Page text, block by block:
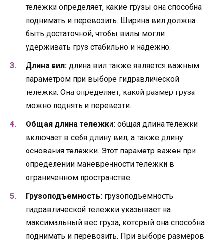
тележки определяет, какие грузы она способна
поднимать и перевозить. Ширина вил должна
быть достаточной, чтобы вилы могли
удерживать груз стабильно и надежно.
Длина вил: длина вил также является важным
параметром при выборе гидравлической
тележки. Она определяет, какой размер груза
можно поднять и перевезти.
Общая длина тележки: общая длина тележки
включает в себя длину вил, а также длину
основания тележки. Этот параметр важен при
определении маневренности тележки в
ограниченном пространстве.
Грузоподъемность: грузоподъемность
гидравлической тележки указывает на
максимальный вес груза, который она способна
поднимать и перевозить. При выборе размеров